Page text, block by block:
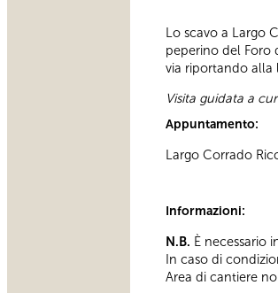
Lo scavo a Largo
peperino del Foro
via riportando alla
Visita guidata a
Appuntamento:
Largo Corrado
Informazioni:
N.B. È necessario
In caso di
Area di cantiere